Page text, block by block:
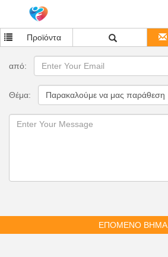
Προϊόντα
από:
Θέμα:
ΕΠΟΜΕΝΟ ΒΗΜΑ